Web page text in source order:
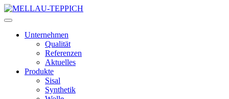
Unternehmen
Qualität
Referenzen
Aktuelles
Produkte
Sisal
Synthetik